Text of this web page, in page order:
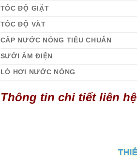
TỐC ĐỘ GIẶT
TỐC ĐỘ VẮT
CẤP NƯỚC NÓNG TIÊU CHUẨN
SƯỞI ẤM ĐIỆN
LÒ HƠI NƯỚC NÓNG
Thông tin chi tiết liên hệ